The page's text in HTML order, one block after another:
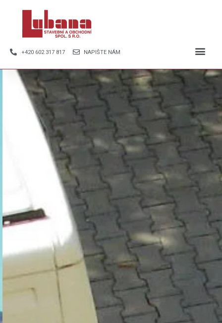
+420 602 317 817 NAPIŠTE NÁM